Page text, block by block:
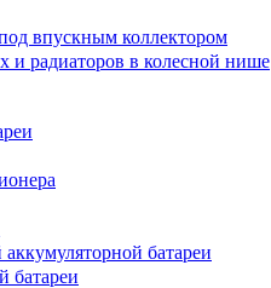
впускным коллектором
и радиаторов в колесной нише
батареи
батареи